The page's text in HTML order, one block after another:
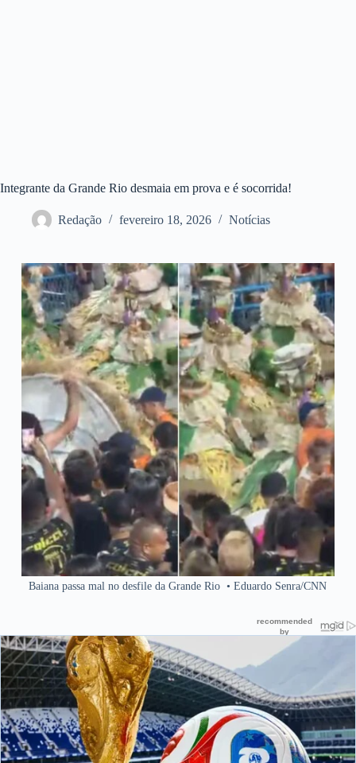
Integrante da Grande Rio desmaia em prova e é socorrida!
Redação fevereiro 18, 2026 Notícias
Baiana passa mal no desfile da Grande Rio •Eduardo Senra/CNN